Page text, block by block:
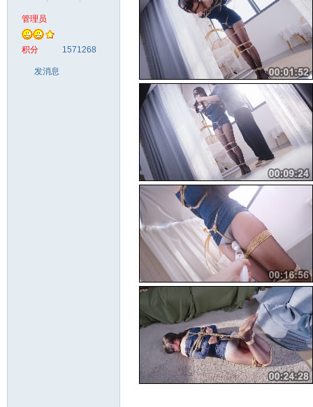
管理员
积分 1571268
发消息